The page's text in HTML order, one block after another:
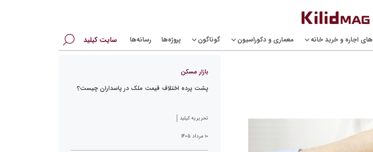
برای:
اجاره و خرید خانه معماری و دکوراسیون گوناگون پروژه‌ها رسانه‌ها سایت کیلید
بازار مسکن
پشت پرده اختلاف قیمت ملک در پاسداران چیست؟
تحریریه کیلید
۱۰ مرداد ۱۴۰۵